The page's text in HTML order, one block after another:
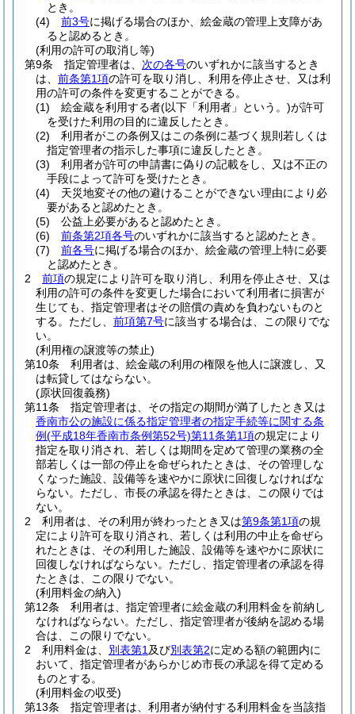
とき。
(4)
前3号に掲げる場合のほか、絵金蔵の管理上支障があ
ると認めるとき。
(利用の許可の取消し等)
第9条
指定管理者は、 次の各号のいずれかに該当するとき
は、 前条第1項の許可を取り消し、利用を停止させ、又は利
用の許可の条件を変更することができる。
(1)
絵金蔵を利用する者(以下「利用者」という。)が許可
を受けた利用の目的に違反したとき。
(2)
利用者がこの条例又はこの条例に基づく規則若しくは
指定管理者の指示した事項に違反したとき。
(3)
利用者が許可の申請書に偽りの記載をし、又は不正の
手段によって許可を受けたとき。
(4)
天災地変その他の避けることができない理由により必
要があると認めたとき。
(5)
公益上必要があると認めたとき。
(6)
前条第2項各号のいずれかに該当すると認めたとき。
(7)
前各号に掲げる場合のほか、絵金蔵の管理上特に必要
と認めたとき。
2
前項の規定により許可を取り消し、利用を停止させ、又は
利用の許可の条件を変更した場合において利用者に損害が
生じても、指定管理者はその賠償の責めを負わないものと
する。 ただし、 前項第7号に該当する場合は、この限りでな
い。
(利用権の譲渡等の禁止)
第10条
利用者は、絵金蔵の利用の権限を他人に譲渡し、又
は転貸してはならない。
(原状回復義務)
第11条
指定管理者は、その指定の期間が満了したとき又は
香南市公の施設に係る指定管理者の指定手続等に関する条
例(平成18年香南市条例第52号)第11条第1項の規定により
指定を取り消され、若しくは期間を定めて管理の業務の全
部若しくは一部の停止を命ぜられたときは、その管理しな
くなった施設、設備等を速やかに原状に回復しなければな
らない。 ただし、市長の承認を得たときは、この限りでは
ない。
2
利用者は、その利用が終わったとき又は第9条第1項の規
定により許可を取り消され、若しくは利用の中止を命ぜら
れたときは、その利用した施設、設備等を速やかに原状に
回復しなければならない。 ただし、指定管理者の承認を得
たときは、この限りでない。
(利用料金の納入)
第12条
利用者は、指定管理者に絵金蔵の利用料金を前納し
なければならない。 ただし、指定管理者が後納を認める場
合は、この限りでない。
2
利用料金は、 別表第1 及び別表第2に定める額の範囲内に
おいて、指定管理者があらかじめ市長の承認を得て定める
ものとする。
(利用料金の収受)
第13条
指定管理者は、利用者が納付する利用料金を当該指